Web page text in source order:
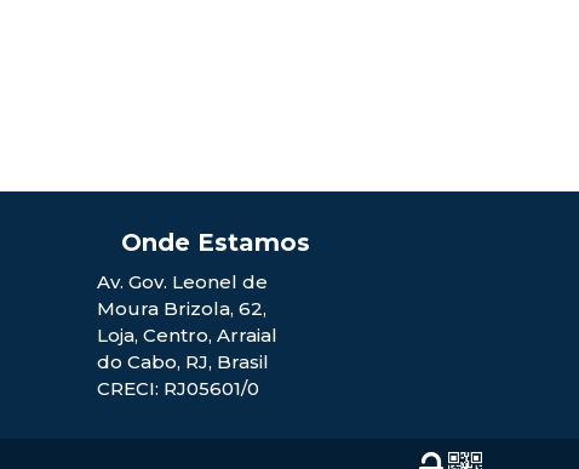
Av. Gov. Leonel de
Moura Brizola, 62,
Loja, Centro, Arraial
do Cabo, RJ, Brasil
CRECI: RJ05601/0